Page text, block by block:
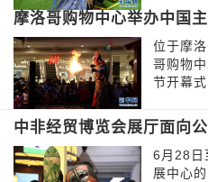
摩洛哥购物中心举办中国
位于摩
哥购物
节开幕
中非经贸博览会展厅面向
6月28日
展中心